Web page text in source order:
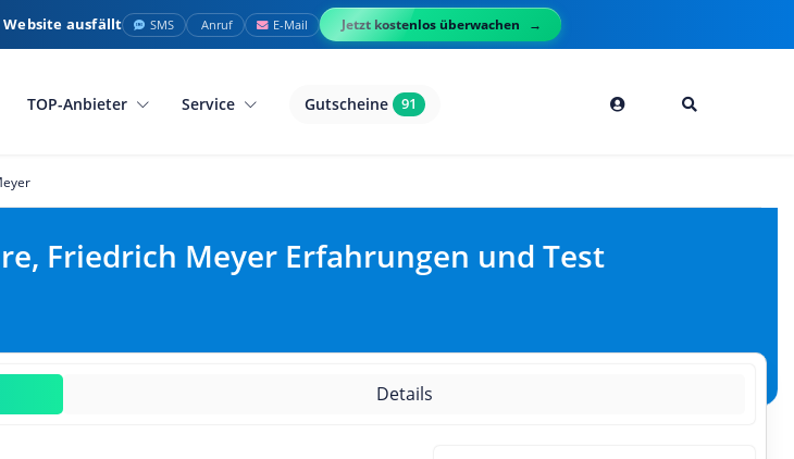
Website ausfällt SMS Anruf E-Mail Jetzt kostenlos überwachen
TOP-Anbieter Service Gutscheine 91
Friedrich Meyer Erfahrungen und Test
Details